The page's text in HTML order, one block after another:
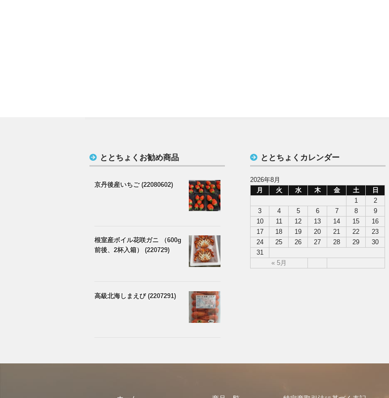
ととちょくお勧め商品
京丹後産いちご (22080602)
根室産ボイル花咲ガニ （600g
前後、2杯入箱） (220729)
高級北海しまえび (2207291)
ととちょくカレンダー
2026年8月
月
火 水 木 金 土 日
« 5月
1
2
3
4 5 6 7 8
9
10
11 12 13 14 15
16
17
18 19 20 21 22
23
24
25 26 27 28 29
30
31